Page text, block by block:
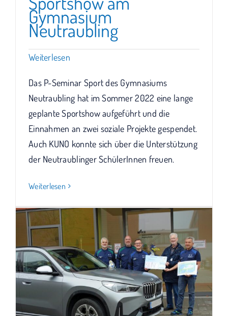
Gymnasium
Neutraubling
Weiterlesen
Das P-Seminar Sport des Gymnasiums
Neutraubling hat im Sommer 2022 eine lange
geplante Sportshow aufgeführt und die
Einnahmen an zwei soziale Projekte gespendet.
Auch KUNO konnte sich über die Unterstützung
der Neutraublinger SchülerInnen freuen.
Weiterlesen